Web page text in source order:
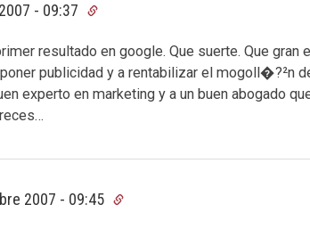
- 09:37
resultado en google. Que suerte. Que gran
poner publicidad y a rentabilizar el mogoll�?²n
experto en marketing y a un buen abogado
2007 - 09:45